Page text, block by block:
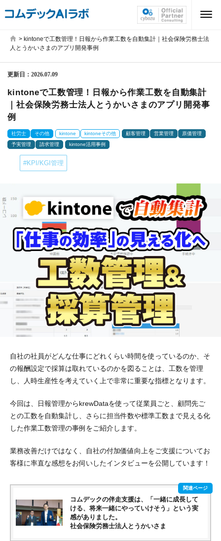
> kintoneで工数管理！日報から作業工数を自動集計｜社会保険労務士法
人とうかいさまのアプリ開発事例
更新日： 2026.07.09
kintoneで工数管理！日報から作業工数を自動集計
｜社会保険労務士法人とうかいさまのアプリ開発事
例
社労士 その他 kintone kintoneその他 顧客管理 営業管理
原価管理
予実管理
請求管理 kintone活用事例
#KPI/KGI管理
自社の社員がどんな仕事にどれくらい時間を使っているのか、そ
の報酬設定で採算は取れているのかを図ることは、工数を管理
し、人時生産性を考えていく上で非常に重要な指標となります。
今回は、日報管理からkrewDataを使って従業員ごと、顧問先ご
との工数を自動集計し、さらに担当件数や標準工数まで見える化
した作業工数管理の事例をご紹介します。
業務改善だけではなく、自社の付加価値向上をご支援についてお
客様に率直な感想をお伺いしたインタビューを公開しています！
コムデックの伴走支援は、「一緒に成長して
ける、将来一緒にやっていけそう」という実
感がありました。
社会保険労務士法人とうかいさま